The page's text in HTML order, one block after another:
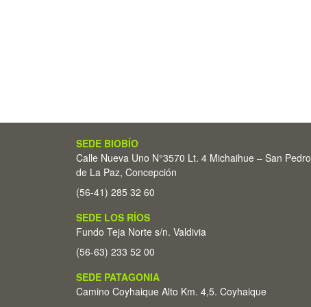
SEDE BIOBÍO
Calle Nueva Uno N°3570 Lt. 4 Michaihue – San Pedro
de La Paz, Concepción
(56-41) 285 32 60
SEDE LOS RÍOS
Fundo Teja Norte s/n. Valdivia
(56-63) 233 52 00
SEDE PATAGONIA
Camino Coyhaique Alto Km. 4,5. Coyhaique